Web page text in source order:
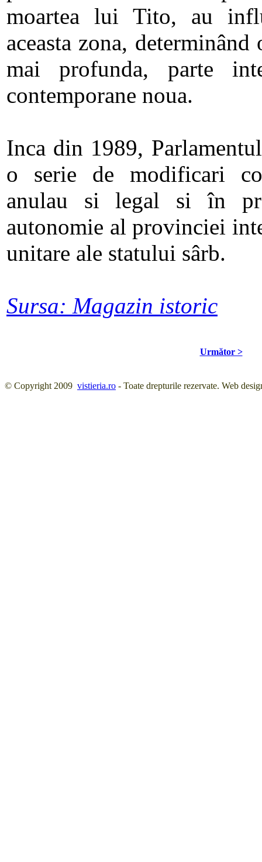
moartea lui Tito, au
aceasta zona,
mai profunda, parte
contemporane noua.
Inca din 1989,
o serie de modificari
anulau si legal si în
autonomie al provinciei
unitare ale statului sârb.
Sursa: Magazin istoric
Următor >
© Copyright 2009 vistieria.ro - Toate drepturile rezervate. Web